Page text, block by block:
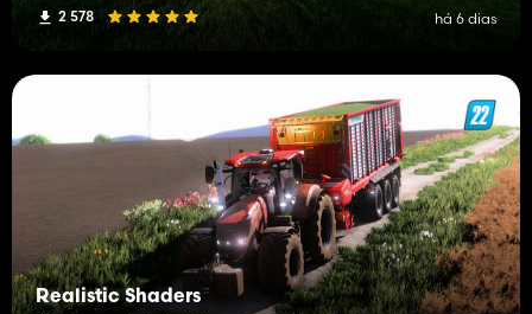
2 578 há 6 dias
Realistic Shaders